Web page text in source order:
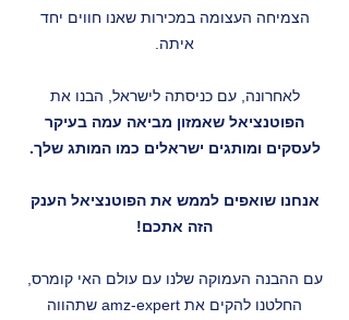
הצמיחה העצומה במכירות שאנו חווים יחד
איתה.
לאחרונה, עם כניסתה לישראל, הבנו את
הפוטנציאל שאמזון מביאה עמה בעיקר
לעסקים ומותגים ישראלים כמו המותג שלך.
אנחנו שואפים לממש את הפוטנציאל הענק
הזה אתכם!
עם ההבנה העמוקה שלנו עם עולם האי קומרס,
החלטנו להקים את amz-expert שתהווה